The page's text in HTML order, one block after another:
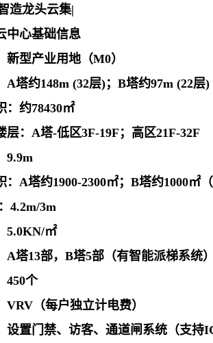
造龙头云集|
中心基础信息
新型产业用地（M0）
A塔约148m (32层)；B塔约97m (22层)
：约78430㎡
层：A塔-低区3F-19F；高区21F-32F
9.9m
：A塔约1900-2300㎡；B塔约1000㎡
4.2m/3m
5.0KN/㎡
A塔13部，B塔5部（有智能派梯系统）
450个
VRV（每户独立计电费）
设置门禁、访客、通道闸系统（支持